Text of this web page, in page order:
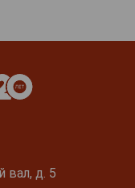
вал, д. 5